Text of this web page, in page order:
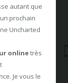
autant que
prochain
Uncharted
onlinetrès
Je vous le